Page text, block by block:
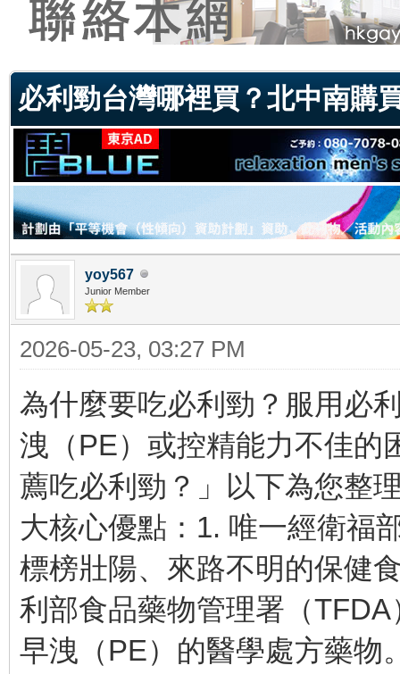
必利勁台灣哪裡買？北中南購
yoy567
Junior Member
2026-05-23, 03:27 PM
為什麼要吃必利勁？服用必
洩（PE）或控精能力不佳的
薦吃必利勁？」以下為您整
大核心優點：1. 唯一經衛福
標榜壯陽、來路不明的保健
利部食品藥物管理署（
早洩（PE）的醫學處方藥物